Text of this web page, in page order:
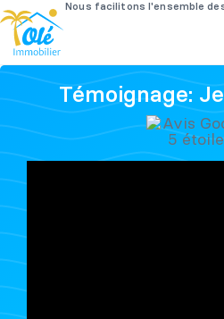
Passer
au
contenu
Témoignage: